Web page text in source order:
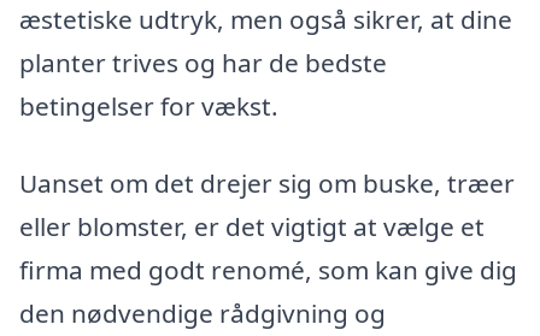
æstetiske udtryk, men også sikrer, at dine
planter trives og har de bedste
betingelser for vækst.
Uanset om det drejer sig om buske, træer
eller blomster, er det vigtigt at vælge et
firma med godt renomé, som kan give dig
den nødvendige rådgivning og